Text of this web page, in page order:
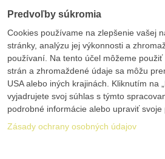
Predvoľby súkromia
Cookies používame na zlepšenie vašej
stránky, analýzu jej výkonnosti a
používaní. Na tento účel môžeme
strán a zhromaždené údaje sa môžu
USA alebo iných krajinách. Kliknutím na
vyjadrujete svoj súhlas s týmto
podrobné informácie alebo upraviť svoje
Zásady ochrany osobných údajov